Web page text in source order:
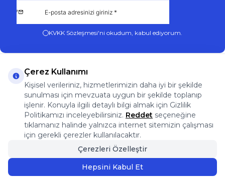
Sepete Ekle
KVKK Sözleşmesi'ni okudum, kabul ediyorum.
App StorePlay Store
FacebookInstagram
Önemli Bilgiler
Önemli Bilgiler
Hızlı Erişim
Çerez Kullanımı
Kişisel verileriniz, hizmetlerimizin daha iyi bir şekilde
sunulması için mevzuata uygun bir şekilde toplanıp
işlenir. Konuyla ilgili detaylı bilgi almak için Gizlilik
Politikamızı inceleyebilirsiniz. Reddet seçeneğine
tıklamanız halinde yalnızca internet sitemizin çalışması
için gerekli çerezler kullanılacaktır.
Çerezleri Özelleştir
Hepsini Kabul Et